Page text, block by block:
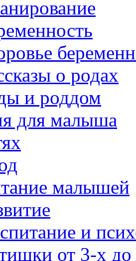
о родах
и роддом
для малыша
малышей
и
от 3-х